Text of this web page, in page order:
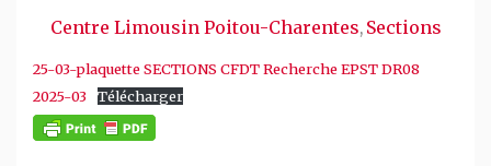
Centre Limousin Poitou-Charentes, Sections
25-03-plaquette SECTIONS CFDT Recherche EPST DR08
2025-03
Télécharger